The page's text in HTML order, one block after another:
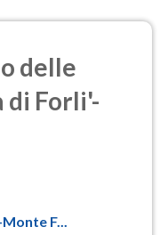
delle
di Forli'-
F...